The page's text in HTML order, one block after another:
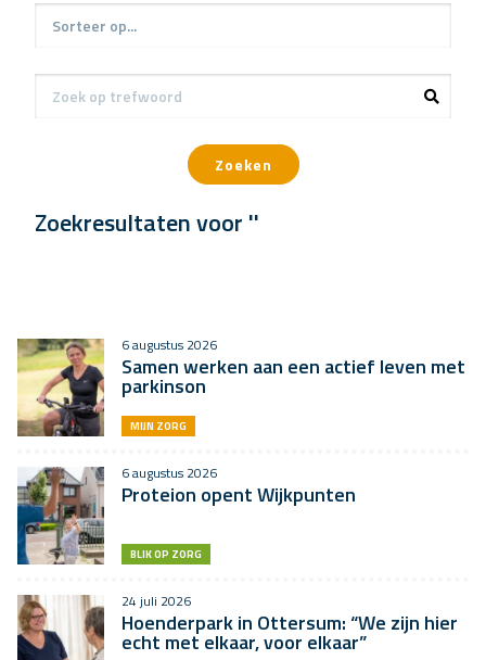
Zoeken
Zoekresultaten voor ''
6 augustus 2026
Samen werken aan een actief leven met
parkinson
MIJN ZORG
6 augustus 2026
Proteion opent Wijkpunten
BLIK OP ZORG
24 juli 2026
Hoenderpark in Ottersum: “We zijn hier
echt met elkaar, voor elkaar”